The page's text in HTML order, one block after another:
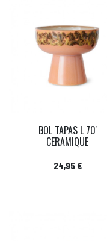
BOL TAPAS L 70'
CERAMIQUE
Prix
24,95 €